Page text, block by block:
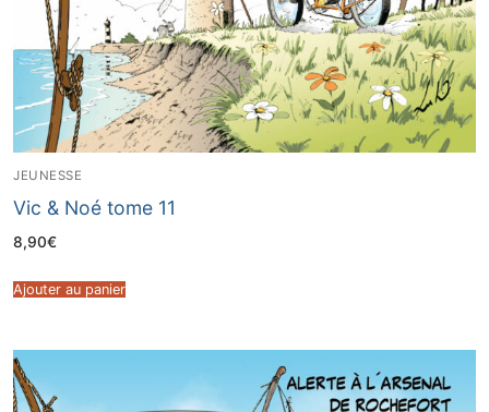
JEUNESSE
Vic & Noé tome 11
8,90€
Ajouter au panier